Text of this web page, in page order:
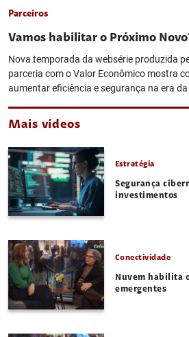
Parceiros
Vamos habilitar o Próximo
Nova temporada da websérie produzida
parceria com o Valor Econômico mostra
aumentar eficiência e segurança na era
Mais vídeos
Estratégia
Segurança
investimentos
Conectividade
Nuvem habilita
emergentes